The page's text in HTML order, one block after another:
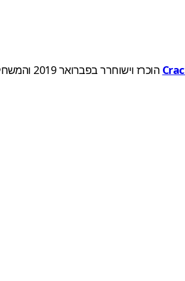
הוכרז וישוחרר בפברואר 2019 והמשחק הבא בסדרת גירס אוף וור שייקרא